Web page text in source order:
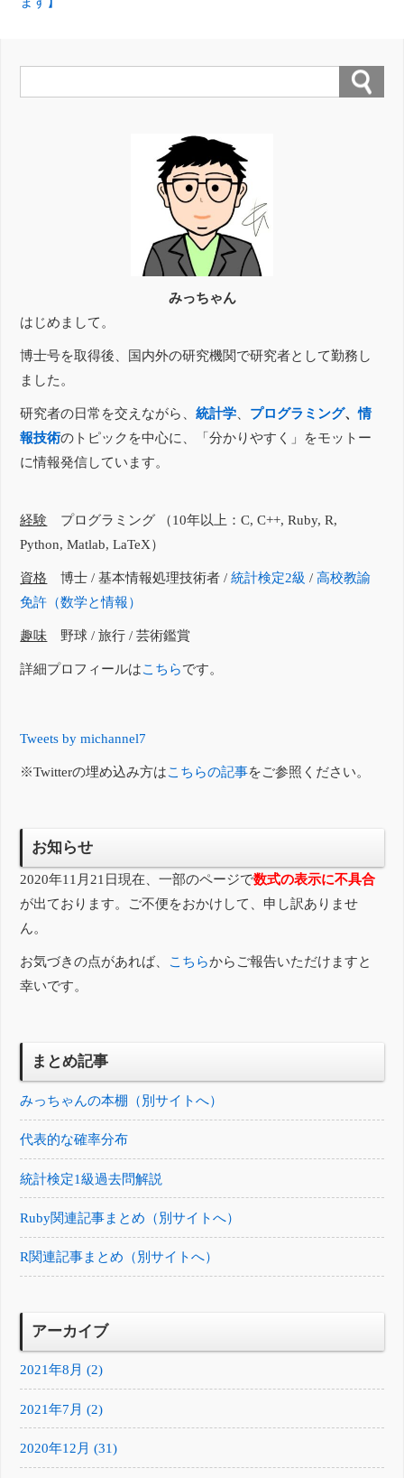
みっちゃん
はじめまして。
博士号を取得後、国内外の研究機関で研究者として勤務し
ました。
研究者の日常を交えながら、統計学、 プログラミング、情
報技術のトピックを中心に、「分かりやすく」をモットー
に情報発信しています。
経験 プログラミング （10年以上：C, C++, Ruby, R,
Python, Matlab, LaTeX）
資格 博士 / 基本情報処理技術者 /統計検定2級 /高校教諭
免許（数学と情報）
趣味 野球 / 旅行 / 芸術鑑賞
詳細プロフィールはこちらです。
Tweets by michannel7
※Twitterの埋め込み方はこちらの記事をご参照ください。
お知らせ
2020年11月21日現在、一部のページで数式の表示に不具合
が出ております。ご不便をおかけして、申し訳ありませ
ん。
お気づきの点があれば、 こちらからご報告いただけますと
幸いです。
まとめ記事
みっちゃんの本棚（別サイトへ）
代表的な確率分布
統計検定1級過去問解説
Ruby関連記事まとめ（別サイトへ）
R関連記事まとめ（別サイトへ）
アーカイブ
2021年8月 (2)
2021年7月 (2)
2020年12月 (31)